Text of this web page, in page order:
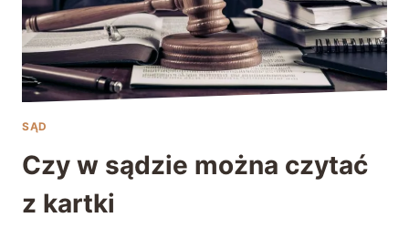
SĄD
Czy w sądzie można czytać
z kartki